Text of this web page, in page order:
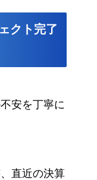
クト完了
安を丁寧に
直近の決算